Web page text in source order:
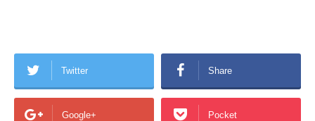
Twitter Share
Google+ Pocket